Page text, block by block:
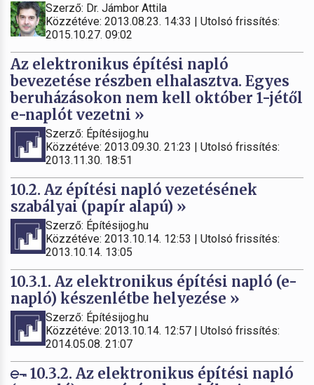
Szerző: Dr. Jámbor Attila
Közzétéve: 2013.08.23. 14:33 | Utolsó frissítés:
2015.10.27. 09:02
Az elektronikus építési napló
bevezetése részben elhalasztva. Egyes
beruházásokon nem kell október 1-jétől
e-naplót vezetni »
Szerző: Építésijog.hu
Közzétéve: 2013.09.30. 21:23 | Utolsó frissítés:
2013.11.30. 18:51
10.2. Az építési napló vezetésének
szabályai (papír alapú) »
Szerző: Építésijog.hu
Közzétéve: 2013.10.14. 12:53 | Utolsó frissítés:
2013.10.14. 13:05
10.3.1. Az elektronikus építési napló (e-
napló) készenlétbe helyezése »
Szerző: Építésijog.hu
Közzétéve: 2013.10.14. 12:57 | Utolsó frissítés:
2014.05.08. 21:07
10.3.2. Az elektronikus építési napló